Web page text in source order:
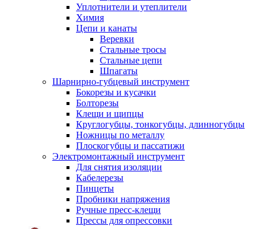
Уплотнители и утеплители
Химия
Цепи и канаты
Веревки
Стальные тросы
Стальные цепи
Шпагаты
Шарнирно-губцевый инструмент
Бокорезы и кусачки
Болторезы
Клещи и щипцы
Круглогубцы, тонкогубцы, длинногубцы
Ножницы по металлу
Плоскогубцы и пассатижи
Электромонтажный инструмент
Для снятия изоляции
Кабелерезы
Пинцеты
Пробники напряжения
Ручные пресс-клещи
Прессы для опрессовки